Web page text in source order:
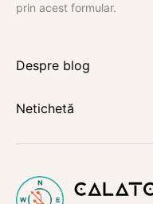
prin acest formular.
Despre blog
Netichetă